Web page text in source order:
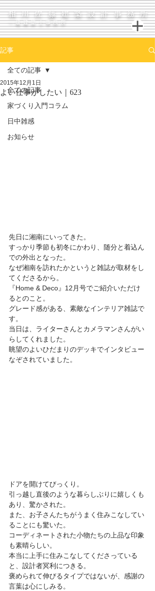
相川佐藤建築設計事務所
一級建築士事務所
記事
全ての記事
家づくり入門コラム
日中雑感
お知らせ
全ての記事
よい仕事がしたい｜623
2015年12月1日
先日に湘南にいってきた。
すっかり季節も初冬にかわり、随分と着込ん
での外出となった。
なぜ湘南を訪れたかというと雑誌が取材をし
てくださるから。
『Home & Deco』12月号でご紹介いただけ
るとのこと。
グレード感がある、素敵なインテリア雑誌で
す。
当日は、ライターさんとカメラマンさんがい
らしてくれました。
眺望のよいひだまりのデッキでインタビュー
なぞされていました。
ドアを開けてびっくり。
引っ越し直後のような暮らしぶりに嬉しくも
あり、驚かされた。
また、お子さんたちがうまく住みこなしてい
ることにも驚いた。
コーディネートされた小物たちの上品な印象
も素晴らしい。
本当に上手に住みこなしてくださっている
と、設計者冥利につきる。
褒められて伸びるタイプではないが、感謝の
言葉は心にしみる。